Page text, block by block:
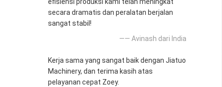
efisiensi produksi kami telah meningkat
secara dramatis dan peralatan berjalan
sangat stabil!
—— Avinash dari India
Kerja sama yang sangat baik dengan Jiatuo
Machinery, dan terima kasih atas
pelayanan cepat Zoey.